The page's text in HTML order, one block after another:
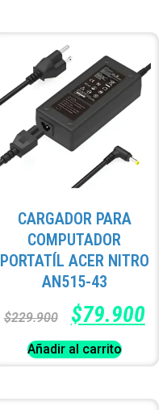
CARGADOR PARA
COMPUTADOR
PORTATÍL ACER NITRO
AN515-43
$229.900 $79.900
Añadir al carrito